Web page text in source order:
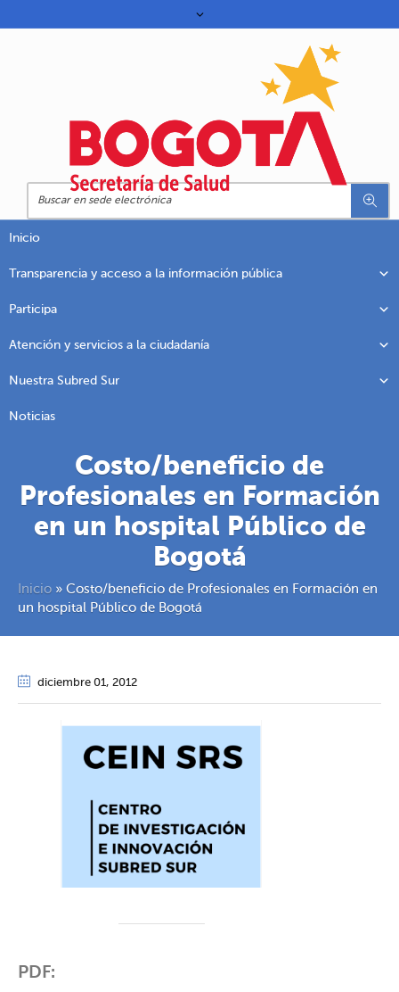
Inicio
Transparencia y acceso a la información pública
Participa
Atención y servicios a la ciudadanía
Nuestra Subred Sur
Noticias
Costo/beneficio de
Profesionales en Formación
en un hospital Público de
Bogotá
Inicio » Costo/beneficio de Profesionales en Formación en
un hospital Público de Bogotá
diciembre 01, 2012
PDF: